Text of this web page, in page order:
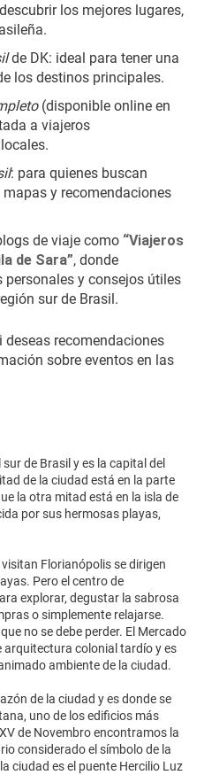
los mejores lugares,
de DK: ideal para tener una
los destinos principales.
(disponible online en
a viajeros
: para quienes buscan
y recomendaciones
de viaje como “Viajeros
de Sara”, donde
personales y consejos útiles
sur de Brasil.
deseas recomendaciones
sobre eventos en las
de Brasil y es la capital del
de la ciudad está en la parte
la otra mitad está en la isla de
por sus hermosas playas,
Florianópolis se dirigen
Pero el centro de
explorar, degustar la sabrosa
o simplemente relajarse.
no se debe perder. El Mercado
arquitectura colonial tardío y es
ambiente de la ciudad.
de la ciudad y es donde se
uno de los edificios más
de Novembro encontramos la
considerado el símbolo de la
ciudad es el puente Hercilio Luz